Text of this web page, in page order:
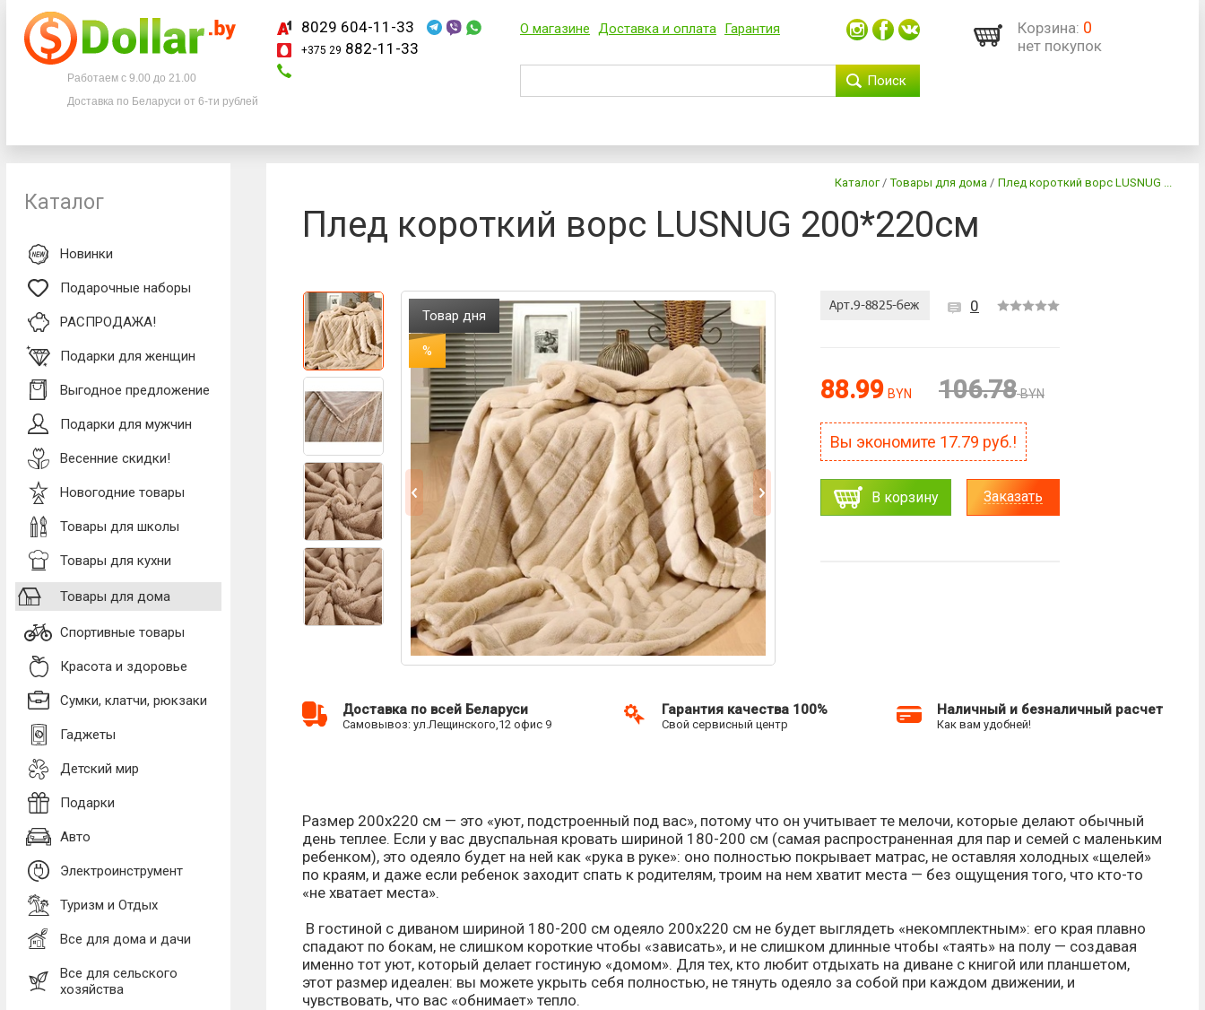
Телефоны
+375 29882-11-33
Работаем с 9.00 до 21.00
Доставка по Беларуси от 6-ти рублей
8029 604-11-33
+375 29 882-11-33
О магазине Доставка и оплата Гарантия
Поиск
Корзина: 0
нет покупок
Каталог
Новинки
Подарочные наборы
РАСПРОДАЖА!
Подарки для женщин
Выгодное предложение
Подарки для мужчин
Весенние скидки!
Новогодние товары
Товары для школы
Товары для кухни
Товары для дома
Спортивные товары
Красота и здоровье
Сумки, клатчи, рюкзаки
Гаджеты
Детский мир
Подарки
Авто
Электроинструмент
Туризм и Отдых
Все для дома и дачи
Все для сельского
хозяйства
Каталог / Товары для дома / Плед короткий ворс LUSNUG ...
Плед короткий ворс LUSNUG 200*220см
Товар дня
%
0
88.99 BYN 106.78 BYN
Вы экономите 17.79 руб.!
В корзину Заказать
Доставка по всей Беларуси
Самовывоз: ул.Лещинского,12 офис 9
Гарантия качества 100%
Свой сервисный центр
Наличный и безналичный расчет
Как вам удобней!
Размер 200x220 см — это «уют, подстроенный под вас», потому что он учитывает те мелочи, которые делают обычный
день теплее. Если у вас двуспальная кровать шириной 180-200 см (самая распространенная для пар и семей с маленьким
ребенком), это одеяло будет на ней как «рука в руке»: оно полностью покрывает матрас, не оставляя холодных «щелей»
по краям, и даже если ребенок заходит спать к родителям, троим на нем хватит места — без ощущения того, что кто-то
«не хватает места».
В гостиной с диваном шириной 180-200 см одеяло 200x220 см не будет выглядеть «некомплектным»: его края плавно
спадают по бокам, не слишком короткие чтобы «зависать», и не слишком длинные чтобы «таять» на полу — создавая
именно тот уют, который делает гостиную «домом». Для тех, кто любит отдыхать на диване с книгой или планшетом,
этот размер идеален: вы можете укрыть себя полностью, не тянуть одеяло за собой при каждом движении, и
чувствовать, что вас «обнимает» тепло.